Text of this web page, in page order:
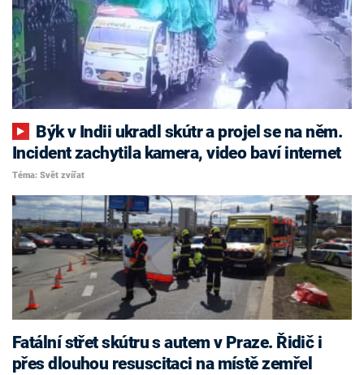
Incident zachytila kamera, video baví internet
Téma: Svět zvířat
Fatální střet skútru s autem v Praze. Řidič i
přes dlouhou resuscitaci na místě zemřel